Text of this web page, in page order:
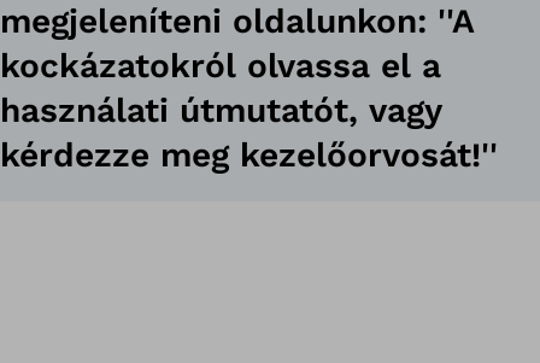
megjeleníteni oldalunkon: ''A
kockázatokról olvassa el a
használati útmutatót, vagy
kérdezze meg kezelőorvosát!''